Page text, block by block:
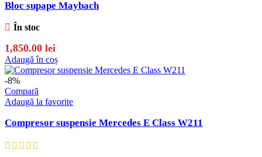
Bloc supape Maybach
În stoc
1,850.00 lei
Adaugă în coș
-8%
Compară
Adaugă la favorite
Compresor suspensie Mercedes E Class W211